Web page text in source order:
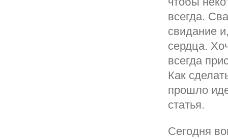
всегда.
свидание
сердца.
всегда
Как
прошло
статья.
Сегодня